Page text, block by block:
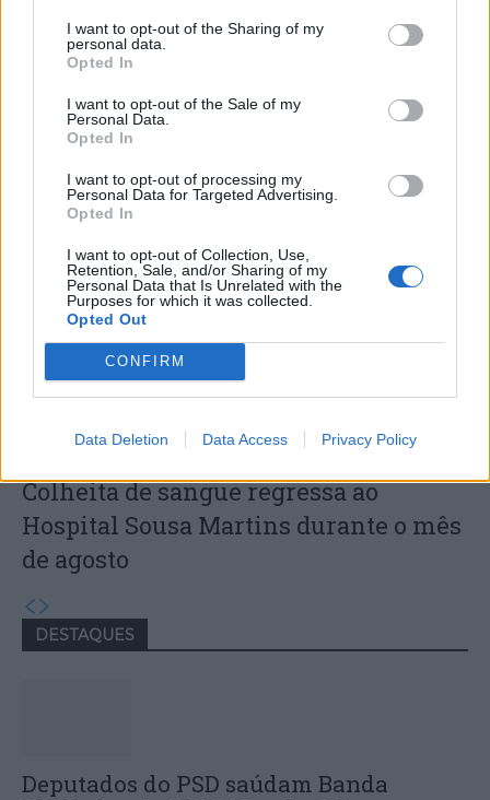
I want to opt-out of the Sharing of my
personal data.
Opted In
I want to opt-out of the Sale of my
Personal Data.
Opted In
I want to opt-out of processing my
Personal Data for Targeted Advertising.
Opted In
I want to opt-out of Collection, Use,
Retention, Sale, and/or Sharing of my
Personal Data that Is Unrelated with the
Purposes for which it was collected.
Opted Out
CONFIRM
Data Deletion Data Access Privacy Policy
Capacita Jovem de Poiares aproxima
jovens ao mundo do trabalho
Colheita de sangue regressa ao
Hospital Sousa Martins durante o mês
de agosto
DESTAQUES
Deputados do PSD saúdam Banda